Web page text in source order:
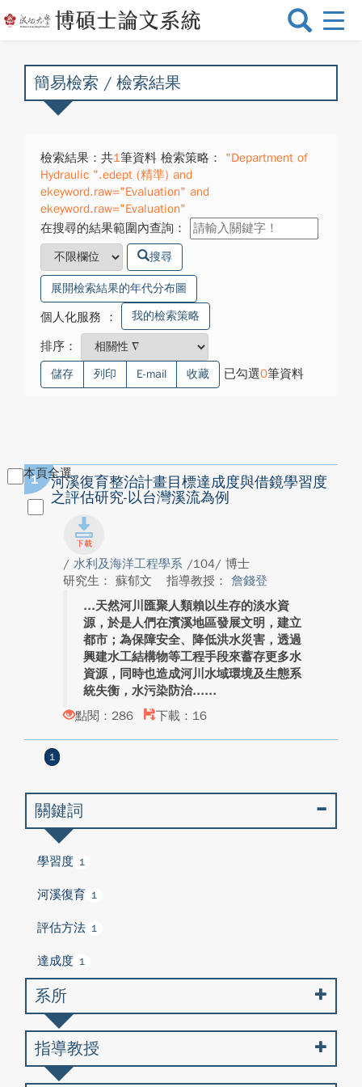
選
換
簡易檢索 / 檢索結果
檢索結果：共1筆資料 檢索策略：
"Department of
Hydraulic ".edept (精準) and
ekeyword.raw="Evaluation" and
ekeyword.raw="Evaluation"
在搜尋的結果範圍內查詢：
搜尋
展開檢索結果的年代分布圖
個人化服務 ： 我的檢索策略
排序：
儲存 列印 E-mail 收藏 已勾選0筆資料
本頁全選
1
河溪復育整治計畫目標達成度與借鏡學習度
之評估研究-以台灣溪流為例
/ 水利及海洋工程學系 /104/ 博士
研究生： 蘇郁文
指導教授： 詹錢登
天然河川匯聚人類賴以生存的淡水資
源，於是人們在濱溪地區發展文明，建立
都市；為保障安全、降低洪水災害，透過
興建水工結構物等工程手段來蓄存更多水
資源，同時也造成河川水域環境及生態系
統失衡，水污染防治...
點閱：286
下載：16
1
關鍵詞
學習度 1
河溪復育 1
評估方法 1
達成度 1
系所
指導教授